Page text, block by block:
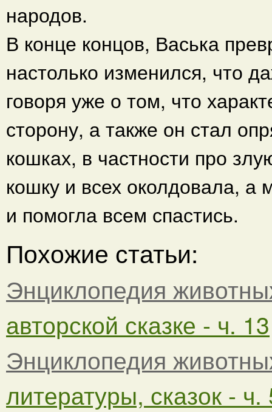
народов.
В конце концов, Васька
настолько изменился, что
говоря уже о том, что
сторону, а также он стал
кошках, в частности про
кошку и всех околдовала, а
и помогла всем спастись.
Похожие статьи:
Энциклопедия
авторской сказке - ч. 13
Энциклопедия
литературы, сказок - ч.